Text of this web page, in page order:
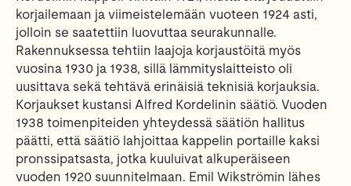
korjailemaan ja viimeistelemään vuoteen 1924 asti,
jolloin se saatettiin luovuttaa seurakunnalle.
Rakennuksessa tehtiin laajoja korjaustöitä myös
vuosina 1930 ja 1938, sillä lämmityslaitteisto oli
uusittava sekä tehtävä erinäisiä teknisiä korjauksia.
Korjaukset kustansi Alfred Kordelinin säätiö. Vuoden
1938 toimenpiteiden yhteydessä säätiön hallitus
päätti, että säätiö lahjoittaa kappelin portaille kaksi
pronssipatsasta, jotka kuuluivat alkuperäiseen
vuoden 1920 suunnitelmaan. Emil Wikströmin lähes